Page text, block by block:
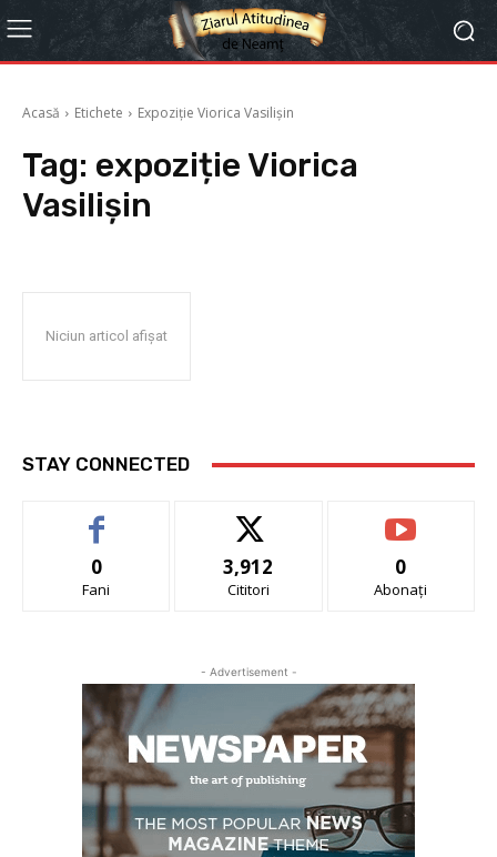
Acasă Etichete Expoziție Viorica Vasilișin
Tag: expoziție Viorica
Vasilișin
Niciun articol afișat
STAY CONNECTED
0
Fani
3,912
Cititori
0
Abonați
- Advertisement -